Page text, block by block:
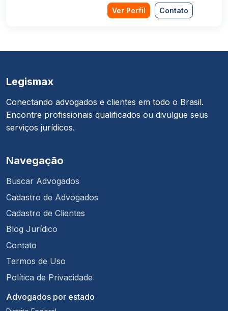
Ver Perfil Contato
Legismax
Conectando advogados e clientes em todo o Brasil.
Encontre profissionais qualificados ou divulgue seus
serviços jurídicos.
Navegação
Buscar Advogados
Cadastro de Advogados
Cadastro de Clientes
Blog Jurídico
Contato
Termos de Uso
Política de Privacidade
Advogados por estado